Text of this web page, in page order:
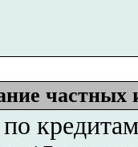
частных